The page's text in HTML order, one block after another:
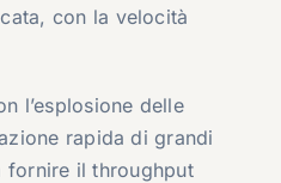
con la velocità
l’esplosione delle
rapida di grandi
fornire il throughput